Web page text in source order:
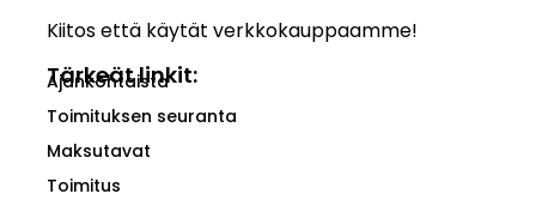
Kiitos että käytät verkkokauppaamme!
Tärkeät linkit:
Ajankohtaista
Toimituksen seuranta
Maksutavat
Toimitus